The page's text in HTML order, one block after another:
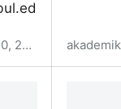
Apr 20, 2022